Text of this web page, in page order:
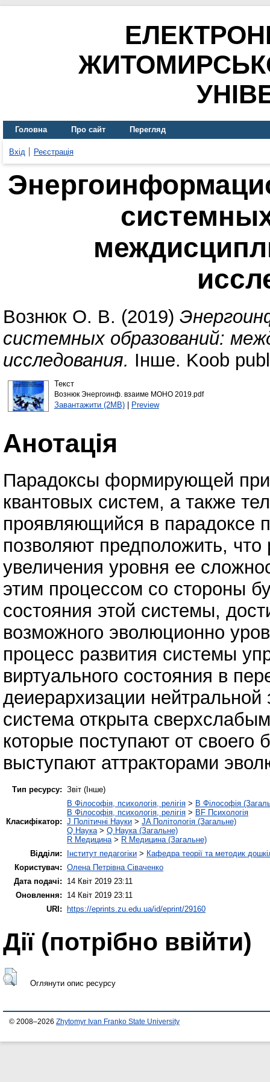
Головна Про сайт Перегляд
Вхід Реєстрація
Вознюк О. В. (2019)
системных образований:
исследования. Інше. Koob
Текст
Вознюк Энергоинф. взаиме МОНО 2019.pdf
Завантажити (2MB)| Preview
Анотація
Парадоксы формирующей
квантовых систем, а также
проявляющийся в парадоксе
позволяют предположить,
увеличения уровня ее
этим процессом со стороны
состояния этой системы,
возможного эволюционно
процесс развития системы
виртуального состояния в
деиерархизации нейтральной
система открыта
которые поступают от своего
выступают аттракторами
Тип ресурсу: Звіт (Інше)
Класифікатор:
B Філософія, психологія, релігія > B Філософія
B Філософія, психологія, релігія > BF Психологія
J Політичні Науки > JA Політологія (Загальне)
Q Наука > Q Наука (Загальне)
R Медицина > R Медицина (Загальне)
Відділи:
Інститут педагогіки > Кафедра теорії та методик
Користувач: Олена Петрівна Сіваченко
Дата подачі:
14 Квіт 2019 23:11
Оновлення:
14 Квіт 2019 23:11
URI: https://eprints.zu.edu.ua/id/eprint/29160
Дії ​​(потрібно ввійти)
Оглянути опис ресурсу
© 2008–2026 Zhytomyr Ivan Franko State University